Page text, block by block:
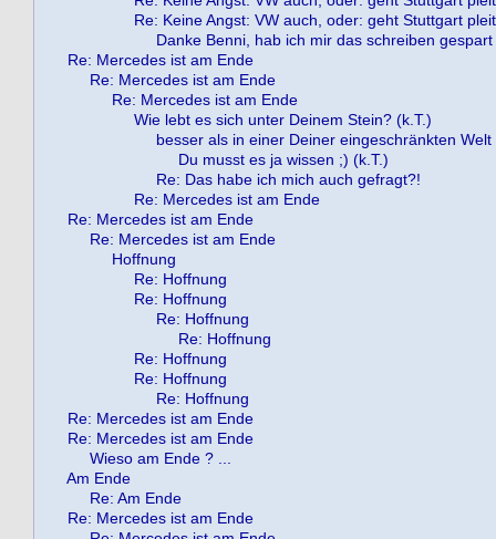
Re: Keine Angst: VW auch, oder: geht Stuttgart
Danke Benni, hab ich mir das schreiben gespart
Re: Mercedes ist am Ende
Re: Mercedes ist am Ende
Re: Mercedes ist am Ende
Wie lebt es sich unter Deinem Stein? (k.T.)
besser als in einer Deiner eingeschränkten Welt
Du musst es ja wissen ;) (k.T.)
Re: Das habe ich mich auch gefragt?!
Re: Mercedes ist am Ende
Re: Mercedes ist am Ende
Re: Mercedes ist am Ende
Hoffnung
Re: Hoffnung
Re: Hoffnung
Re: Hoffnung
Re: Hoffnung
Re: Hoffnung
Re: Hoffnung
Re: Hoffnung
Re: Mercedes ist am Ende
Re: Mercedes ist am Ende
Wieso am Ende ? ...
Am Ende
Re: Am Ende
Re: Mercedes ist am Ende